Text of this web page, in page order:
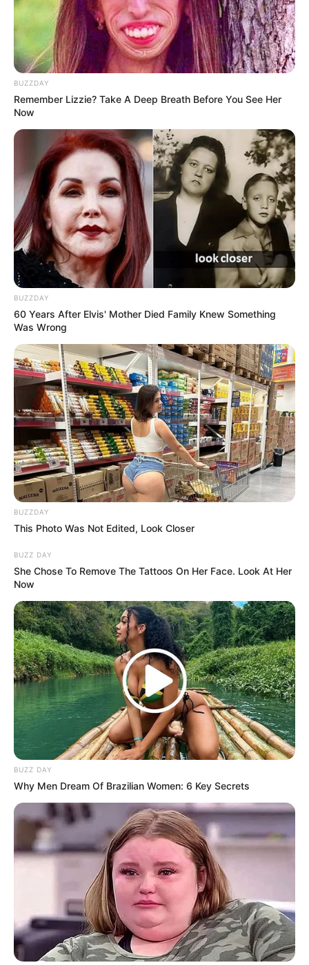
LIHAT ARTIKEL LAINNYA
10 Universitas Terbaik di
Surabaya, Jadi Incaran
Calon Mahasiswa
Nouvelles, Koran Pertama
yang Terbit di Indonesia
Sejarah Terbentuknya
Taliban, Kini Kembali
Menguasai Afghanistan
Mengenal Barbarossa,
Pelaut Muslim yang
Dunia Barat
Kekejaman Khmer Merah,
Rezim Diktator yang
Menghabisi Nyawa
Rakyatnya
Kisah Kapal Padewakang,
Tanpa Mesin Mampu
Berlayar ke Australia
BUZZDAY
Remember Lizzie? Take A Deep Breath Before You See Her
Now
BUZZDAY
60 Years After Elvis' Mother Died Family Knew Something
Was Wrong
BUZZDAY
This Photo Was Not Edited, Look Closer
BUZZ DAY
She Chose To Remove The Tattoos On Her Face. Look At Her
Now
BUZZ DAY
Why Men Dream Of Brazilian Women: 6 Key Secrets